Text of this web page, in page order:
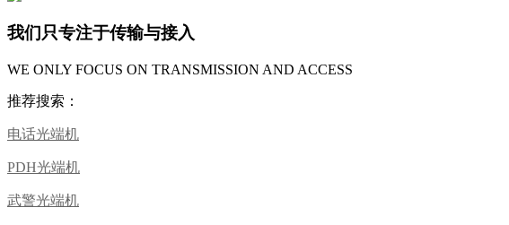
我们只专注于传输与接入
WE ONLY FOCUS ON TRANSMISSION AND ACCESS
推荐搜索：
电话光端机
PDH光端机
武警光端机